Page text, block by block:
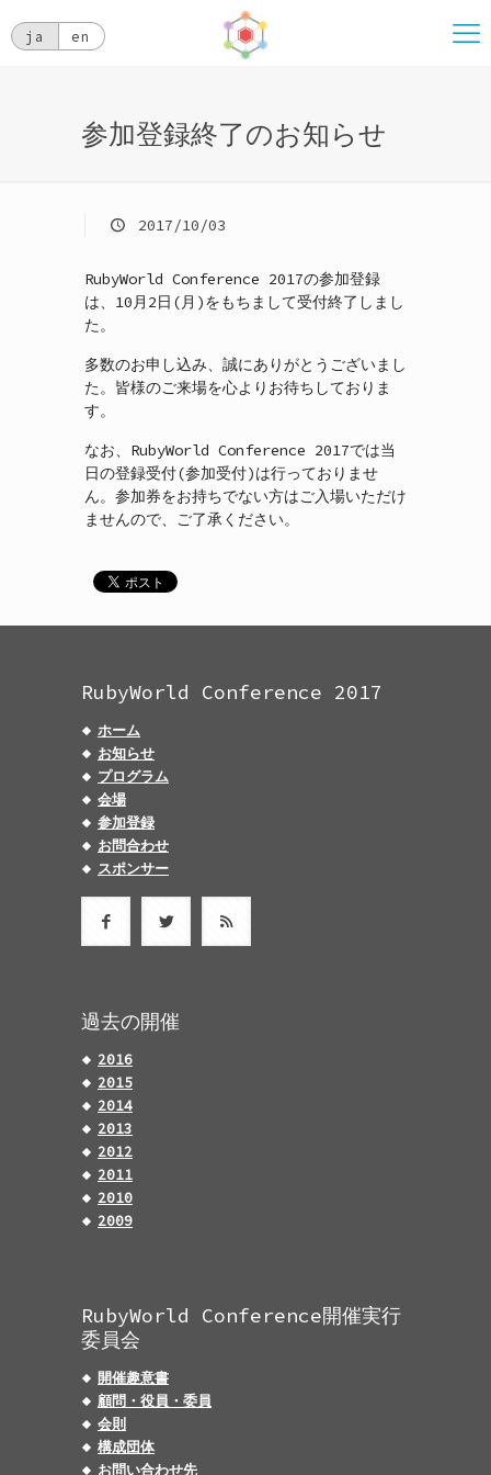
ja en
参加登録終了のお知らせ
2017/10/03
RubyWorld Conference 2017の参加登録
は、10月2日(月)をもちまして受付終了しまし
た。
多数のお申し込み、誠にありがとうございまし
た。皆様のご来場を心よりお待ちしておりま
す。
なお、RubyWorld Conference 2017では当
日の登録受付(参加受付)は行っておりませ
ん。参加券をお持ちでない方はご入場いただけ
ませんので、ご了承ください。
RubyWorld Conference 2017
ホーム
お知らせ
プログラム
会場
参加登録
お問合わせ
スポンサー
過去の開催
2016
2015
2014
2013
2012
2011
2010
2009
RubyWorld Conference開催実行
委員会
開催趣意書
顧問・役員・委員
会則
構成団体
お問い合わせ先